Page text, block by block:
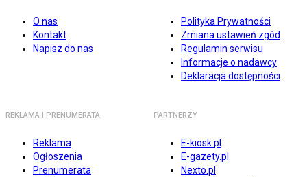
O nas
Kontakt
Napisz do nas
Polityka Prywatności
Zmiana ustawień zgód
Regulamin serwisu
Informacje o nadawcy
Deklaracja dostępności
REKLAMA I PRENUMERATA
Reklama
Ogłoszenia
Prenumerata
PARTNERZY
E-kiosk.pl
E-gazety.pl
Nexto.pl